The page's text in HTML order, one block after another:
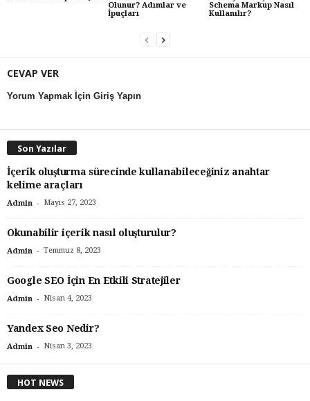
Olunur? Adımlar ve
İpuçları
Schema Markup Nasıl
Kullanılır?
CEVAP VER
Yorum Yapmak İçin Giriş Yapın
Son Yazılar
İçerik oluşturma sürecinde kullanabileceğiniz anahtar
kelime araçları
Admin - Mayıs 27, 2023
Okunabilir içerik nasıl oluşturulur?
Admin - Temmuz 8, 2023
Google SEO İçin En Etkili Stratejiler
Admin - Nisan 4, 2023
Yandex Seo Nedir?
Admin - Nisan 3, 2023
HOT NEWS